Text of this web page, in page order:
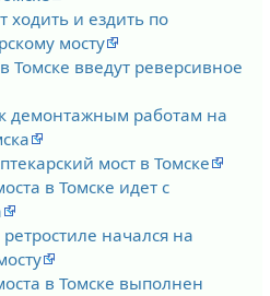
ходить и ездить по
мосту
Томске введут реверсивное
демонтажным работам на
мост в Томске
в Томске идет с
начался на
в Томске выполнен